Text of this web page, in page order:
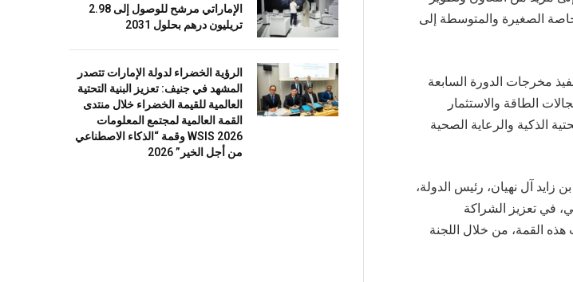
الصغيرة والمتوسطة إلى
مخرجات الدورة السابعة
خاصة في مجالات الطاقة والاستثمار
الذكية والرعاية الصحية
زايد آل نهيان، رئيس الدولة،
في تعزيز الشراكة
هذه القمة، من خلال اللجنة
الإماراتي مرشح للوصول إلى 2.98
تريليون درهم بحلول 2031
الرؤية الخضراء لدولة الإمارات تتصدر
المشهد في جنيف: تعزيز البنية التحتية
العالمية للقيمة الخضراء خلال منتدى
القمة العالمية لمجتمع المعلومات
WSIS 2026 وقمة “الذكاء الاصطناعي
من أجل الخير” 2026